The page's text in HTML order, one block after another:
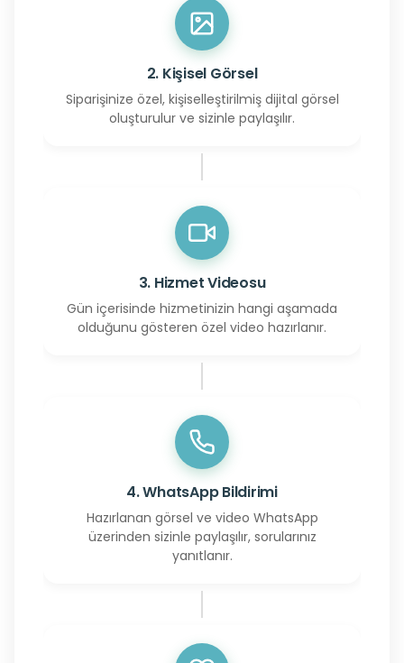
2. Kişisel Görsel
Siparişinize özel, kişiselleştirilmiş dijital görsel
oluşturulur ve sizinle paylaşılır.
3. Hizmet Videosu
Gün içerisinde hizmetinizin hangi aşamada
olduğunu gösteren özel video hazırlanır.
4. WhatsApp Bildirimi
Hazırlanan görsel ve video WhatsApp
üzerinden sizinle paylaşılır, sorularınız
yanıtlanır.